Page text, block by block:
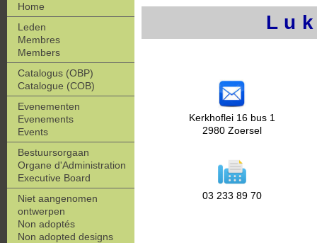
Home
Leden
Membres
Members
Catalogus (OBP)
Catalogue (COB)
Evenementen
Evenements
Events
Bestuursorgaan
Organe d'Administration
Executive Board
Niet aangenomen
ontwerpen
Non adoptés
Non adopted designs
Kerkhoflei 16 bus 1
2980 Zoersel
03 233 89 70